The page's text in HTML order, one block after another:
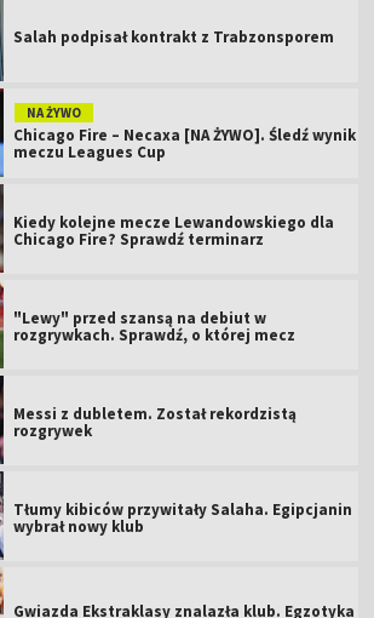
Salah podpisał kontrakt z Trabzonsporem
NA ŻYWO
Chicago Fire – Necaxa [NA ŻYWO]. Śledź wynik
meczu Leagues Cup
Kiedy kolejne mecze Lewandowskiego dla
Chicago Fire? Sprawdź terminarz
"Lewy" przed szansą na debiut w
rozgrywkach. Sprawdź, o której mecz
Messi z dubletem. Został rekordzistą
rozgrywek
Tłumy kibiców przywitały Salaha. Egipcjanin
wybrał nowy klub
Gwiazda Ekstraklasy znalazła klub. Egzotyka